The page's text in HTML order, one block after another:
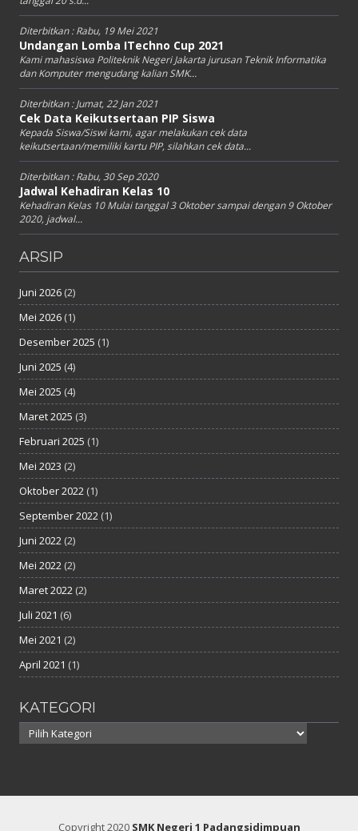
Diterbitkan :Rabu, 19 Mei 2021
Undangan Lomba ITechno Cup 2021
Kami mahasiswa Politeknik Negeri Jakarta jurusan Teknik Informatika
dan Komputer mengudang kalian SMK...
Diterbitkan :Jumat, 22 Jan 2021
Cek Data Keikutsertaan PIP Siswa
Kepada Siswa/Siswi kami, agar melakukan cek data
keikutsertaan/memiliki kartu PIP, silahkan cek data...
Diterbitkan :Rabu, 30 Sep 2020
Jadwal Kehadiran Kelas 10
Kehadiran Kelas 10 Mulai tanggal 3 Oktober sampai dengan 9 Oktober
2020, jadwal...
ARSIP
Juni 2026 (2)
Mei 2026 (1)
Desember 2025 (1)
Juni 2025 (4)
Mei 2025 (4)
Maret 2025 (3)
Februari 2025 (1)
Mei 2023 (2)
Oktober 2022 (1)
September 2022 (1)
Juni 2022 (2)
Mei 2022 (2)
Maret 2022 (2)
Juli 2021 (6)
Mei 2021 (2)
April 2021 (1)
KATEGORI
Kategori
Copyright 2020 SMK Negeri 1 Padangsidimpuan